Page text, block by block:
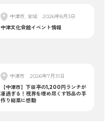
中津市, 全域
2026年8月3日
中津文化会館イベント情報
中津市
2026年7月31日
【中津市】下田亭の1,200円ランチが
凄過ぎる！視界を埋め尽くす15品の手
作り総菜に感動